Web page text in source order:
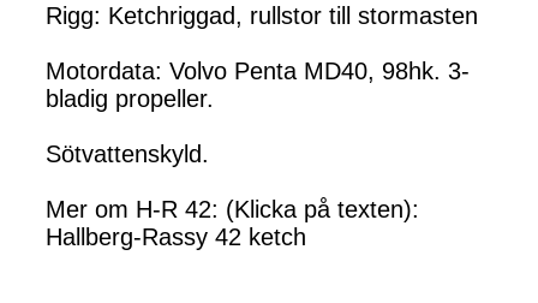
Rigg: Ketchriggad, rullstor till stormasten
Motordata: Volvo Penta MD40, 98hk. 3-
bladig propeller.
Sötvattenskyld.
Mer om H-R 42: (Klicka på texten):
Hallberg-Rassy 42 ketch